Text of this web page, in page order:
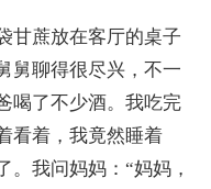
蔗放在客厅的桌子
舅聊得很尽兴，不一
喝了不少酒。我吃完
看着，我竟然睡着
。我问妈妈：“妈妈，